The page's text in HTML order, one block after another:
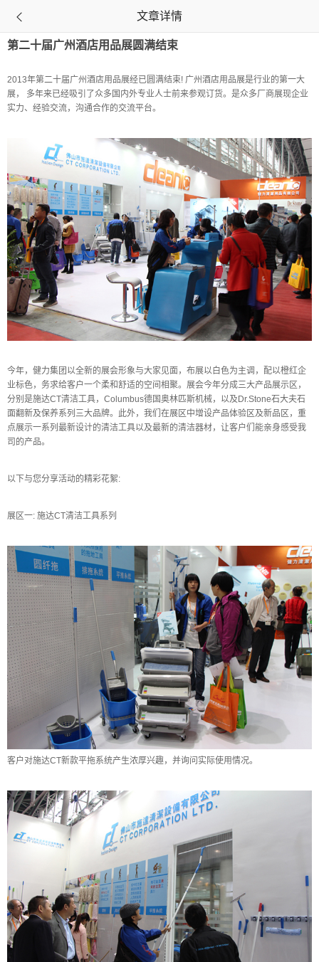
 文章详情
第二十届广州酒店用品展圆满结束
2013年第二十届广州酒店用品展经已圆满结束! 广州酒店用品展是行业的第一大
展， 多年来已经吸引了众多国内外专业人士前来参观订货。是众多厂商展现企业
实力、经验交流，沟通合作的交流平台。
今年，健力集团以全新的展会形象与大家见面，布展以白色为主调，配以橙红企
业标色，务求给客户一个柔和舒适的空间相聚。展会今年分成三大产品展示区，
分别是施达CT清洁工具，Columbus德国奥林匹斯机械，以及Dr.Stone石大夫石
面翻新及保养系列三大品牌。此外，我们在展区中增设产品体验区及新品区，重
点展示一系列最新设计的清洁工具以及最新的清洁器材，让客户们能亲身感受我
司的产品。
以下与您分享活动的精彩花絮:
展区一: 施达CT清洁工具系列
客户对施达CT新款平拖系统产生浓厚兴趣，并询问实际使用情况。